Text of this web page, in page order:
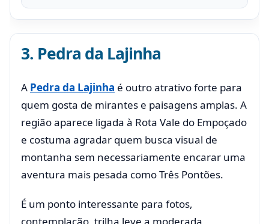
3. Pedra da Lajinha
A Pedra da Lajinha é outro atrativo forte para
quem gosta de mirantes e paisagens amplas. A
região aparece ligada à Rota Vale do Empoçado
e costuma agradar quem busca visual de
montanha sem necessariamente encarar uma
aventura mais pesada como Três Pontões.
É um ponto interessante para fotos,
contemplação, trilha leve a moderada